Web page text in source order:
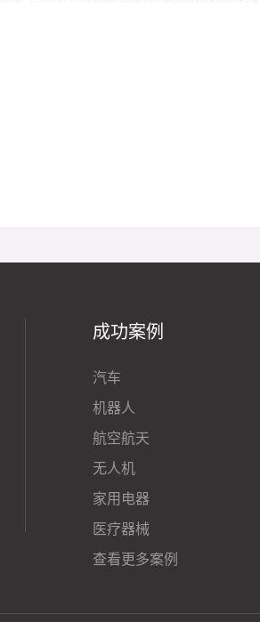
成功案例
汽车
机器人
航空航天
无人机
家用电器
医疗器械
查看更多案例